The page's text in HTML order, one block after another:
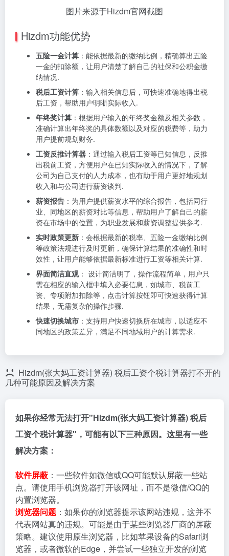
图片来源于Hizdm官网截图
Hizdm功能优势
五险一金计算 ：能依据最新的缴纳比例，精确算出五险
一金的扣除额，让用户清楚了解自己的社保和公积金缴
纳情况.
税后工资计算 ：输入相关信息后，可快速准确地得出税
后工资，帮助用户明晰实际收入.
年终奖计算 ：根据用户输入的年终奖金额及相关参数，
准确计算出年终奖的具体数额以及对应的税费等，助力
用户提前规划财务.
工资反推计算器 ：通过输入税后工资等已知信息，反推
出税前工资，方便用户在已知实际收入的情况下，了解
公司为自己支付的人力成本，也有助于用户更好地规划
收入和与公司进行薪资谈判.
薪资报告 ：为用户提供薪资水平的综合报告，包括同行
业、同地区的薪资对比等信息，帮助用户了解自己的薪
资在市场中的位置，为职业发展和薪资调整提供参考.
实时政策更新 ：会根据最新的税率、五险一金缴纳比例
等政策法规进行及时更新，确保计算结果的准确性和时
效性，让用户能够依据最新标准进行工资等相关计算.
界面简洁直观： 设计简洁明了，操作流程简单，用户只
需在相应的输入框中填入必要信息，如城市、税前工
资、专项附加扣除等，点击计算按钮即可快速获得计算
结果，无需复杂的操作步骤.
快速切换城市 ：支持用户快速切换所在城市，以适应不
同地区的政策差异，满足不同地域用户的计算需求.
Hizdm(张大妈工资计算器) 税后工资个税计算器打不开的
几种可能原因及解决方案
如果你经常无法打开"Hizdm(张大妈工资计算器) 税后
工资个税计算器"，可能有以下三种原因。这里有一些
解决方案：
软件屏蔽 ：一些软件如微信或QQ可能默认屏蔽一些站
点。请使用手机浏览器打开该网址，而不是微信/QQ的
内置浏览器。
浏览器问题 ：如果你的浏览器提示该网站违规，这并不
代表网站真的违规。可能是由于某些浏览器厂商的屏蔽
策略。建议使用原生浏览器，比如苹果设备的Safari浏
览器，或者微软的Edge，并尝试一些独立开发的浏览